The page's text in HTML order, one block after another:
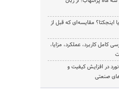
اینجکتا؟ مقایسه‌ای که قبل از
کاربرد، عملکرد، مزایا،
در افزایش کیفیت و
صنعتی